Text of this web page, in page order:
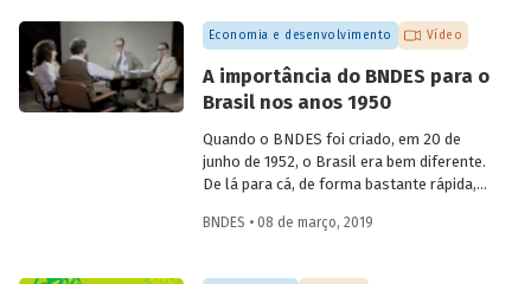
produção editorial. O economista
Fernando Pimentel Puga, em depoimento
colhido pelo programa de memória do
Banco, durante as comemorações do
aniversário de 60 anos da instituição, em
2012, compartilha sua visão quanto à
atuação institucional na produção de
estudos e linhas de pesquisa.
Economia e desenvolvimento Vídeo
A importância do BNDES para o
Brasil nos anos 1950
Quando o BNDES foi criado, em 20 de
junho de 1952, o Brasil era bem diferente.
De lá para cá, de forma bastante rápida,
desencadeadas ao mesmo tempo, em
o país começou a ficar moderno. Em
BNDES • 08 de março, 2019